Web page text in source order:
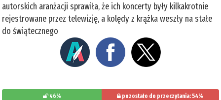
autorskich aranżacji sprawiła, że ich koncerty były kilkakrotnie
rejestrowane przez telewizję, a kolędy z krążka weszły na stałe
do świątecznego
46% pozostało do przeczytania: 54%